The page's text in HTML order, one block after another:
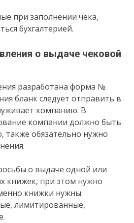
при заполнении чека,
бухгалтерией.
о выдаче чековой
разработана форма №
бланк следует отправить в
компанию. В
компании должно быть
также обязательно нужно
о выдаче одной или
книжек, при этом нужно
книжки нужны:
лимитированные,